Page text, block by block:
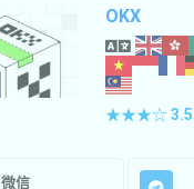
OKX
★★★☆3.5
微信